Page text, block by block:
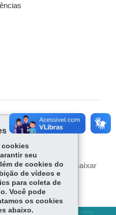
Tw
itt
er
ts
Ap
p
Imprimir Baixar
cookies
seu
de cookies do
de vídeos e
para coleta de
Você pode
os cookies
abaixo.